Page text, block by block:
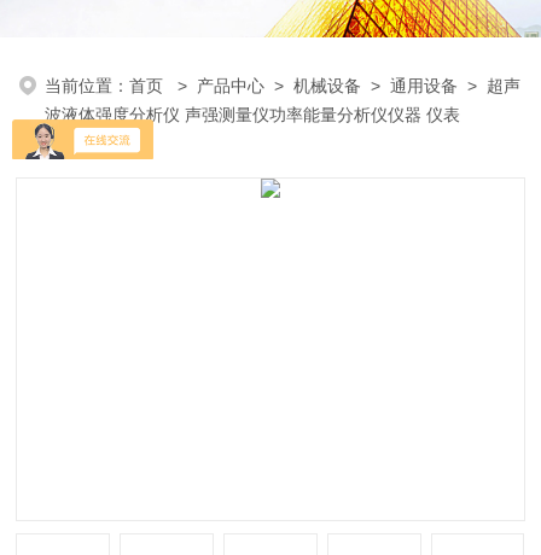
当前位置：首页 > 产品中心 >机械设备 >通用设备 > 超声
波液体强度分析仪 声强测量仪功率能量分析仪仪器 仪表